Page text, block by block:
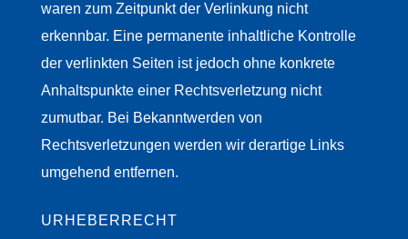
waren zum Zeitpunkt der Verlinkung nicht
erkennbar. Eine permanente inhaltliche Kontrolle
der verlinkten Seiten ist jedoch ohne konkrete
Anhaltspunkte einer Rechtsverletzung nicht
zumutbar. Bei Bekanntwerden von
Rechtsverletzungen werden wir derartige Links
umgehend entfernen.
URHEBERRECHT